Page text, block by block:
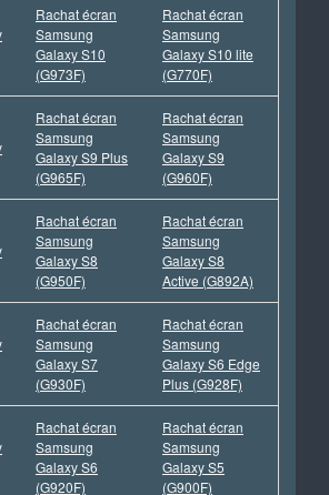
Rachat écran
Samsung
Galaxy S10
(G973F)
Rachat écran
Samsung
Galaxy S10 lite
(G770F)
Rachat écran
Samsung
Galaxy S9 Plus
(G965F)
Rachat écran
Samsung
Galaxy S9
(G960F)
Rachat écran
Samsung
Galaxy S8
(G950F)
Rachat écran
Samsung
Galaxy S8
Active (G892A)
Rachat écran
Samsung
Galaxy S7
(G930F)
Rachat écran
Samsung
Galaxy S6 Edge
Plus (G928F)
Rachat écran
Samsung
Galaxy S6
(G920F)
Rachat écran
Samsung
Galaxy S5
(G900F)